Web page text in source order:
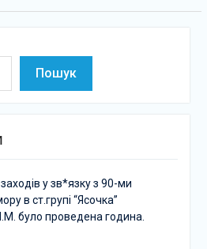
Пошук
у зв*язку з 90-ми
в ст.групі “Ясочка”
було проведена година.